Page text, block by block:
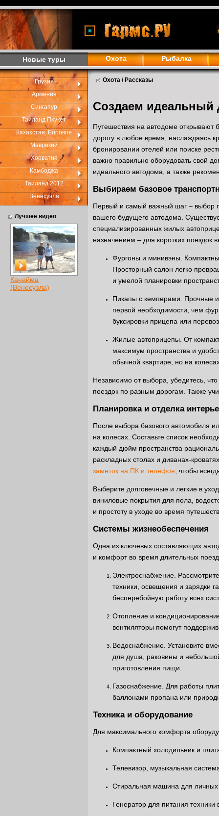
Новые туры Охота Рыбалка
Грузия
Армения
Сингапур
Таиланд Пхукет
Казахстан. Боровое
Маврикий
Хорватия
Камбоджа
Таиланд 2012
Венесуэла
Лучшее видео
Канайма
(Венесуэла)
Охота / Рассказы
Создаем идеальный
Путешествия на автодоме открывают
дорогу в любое время, наслаждаясь
бронировании отелей или поиске
важно правильно оборудовать свой
идеального автодома, а также
Выбираем базовое
Первый и самый важный шаг – выбор
вашего будущего автодома.
специализированных жилых
назначением – для коротких поездок
Фургоны и минивэны.
Просторный салон легко
и умелой планировки
Пикапы с кемперами. Прочные
первой необходимости, чем
буксировки прицепа или
Жилые автоприцепы. От
максимум пространства и
обычной квартире, но на
Независимо от выбора, убедитесь,
поездок по разным дорогам. Также
Планировка и отделка
После выбора базового автомобиля
на колесах. Составьте список
каждый дюйм пространства
раскладных столах и диванах-
заметок на ПК и телефон , чтобы
Выберите долговечные и легкие в
виниловые покрытия для пола,
и простоту в уходе во время
Системы жизнеобеспечения
Одна из ключевых составляющих
и комфорт во время длительных
Электроснабжение.
техники, освещения и зарядки
бесперебойную работу всех
Отопление и
вентиляторы помогут
Водоснабжение. Установите
для душа, раковины и
приготовления пищи.
Газоснабжение. Для работы
баллонами пропана или
Техника и оборудование
Для максимального комфорта
Компактный холодильник и
Телевизор, музыкальная
Стиральная машина для
Генератор для питания